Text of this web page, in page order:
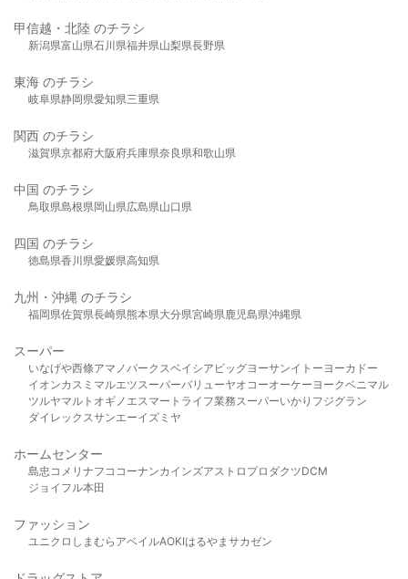
甲信越・北陸 のチラシ
新潟県富山県石川県福井県山梨県長野県
東海 のチラシ
岐阜県静岡県愛知県三重県
関西 のチラシ
滋賀県京都府大阪府兵庫県奈良県和歌山県
中国 のチラシ
鳥取県島根県岡山県広島県山口県
四国 のチラシ
徳島県香川県愛媛県高知県
九州・沖縄 のチラシ
福岡県佐賀県長崎県熊本県大分県宮崎県鹿児島県沖縄県
スーパー
いなげや西條アマノパークスベイシア ビッグヨーサンイトーヨーカドー
イオンカスミ マルエツスーパーバリューヤオコーオーケー ヨークベニマル
ツルヤマルト オギノ エスマート ライフ業務スーパーいかり フジグラン
ダイレックスサンエーイズミヤ
ホームセンター
島忠 コメリ ナフコ コーナンカインズアストロプロダクツDCM
ジョイフル本田
ファッション
ユニクロ しまむら アベイルAOKIはるやま サカゼン